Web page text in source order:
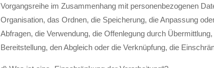
Vorgangsreihe im Zusammenhang mit personenbezogenen
Organisation, das Ordnen, die Speicherung, die Anpassung
Abfragen, die Verwendung, die Offenlegung durch
Bereitstellung, den Abgleich oder die Verknüpfung, die